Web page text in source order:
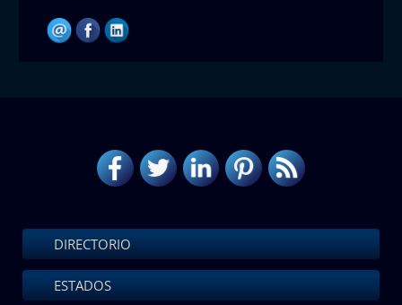
DIRECTORIO
ESTADOS